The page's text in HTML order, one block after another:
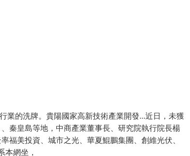
的洗牌。貴陽國家高新技術產業開發...近日，未獲
秦皇島等地，中商產業董事長、研究院執行院長楊
福美投資、城市之光、華夏鯤鵬集團、創維光伏、
本網坐，